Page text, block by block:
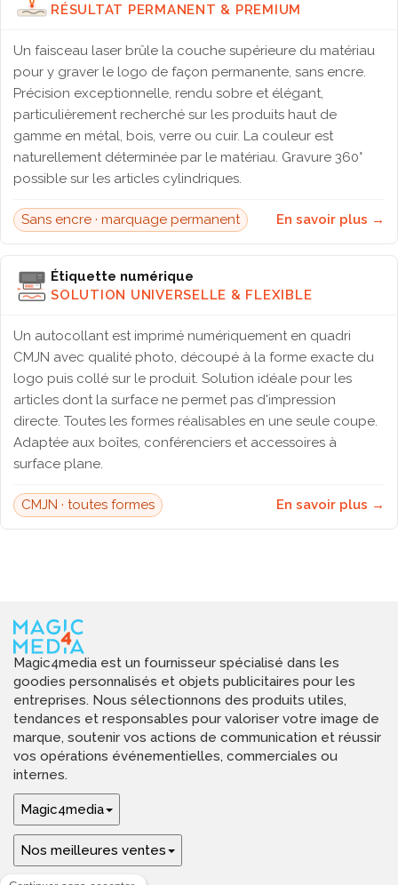
RÉSULTAT PERMANENT & PREMIUM
Un faisceau laser brûle la couche supérieure du matériau
pour y graver le logo de façon permanente, sans encre.
Précision exceptionnelle, rendu sobre et élégant,
particulièrement recherché sur les produits haut de
gamme en métal, bois, verre ou cuir. La couleur est
naturellement déterminée par le matériau. Gravure 360°
possible sur les articles cylindriques.
Sans encre · marquage permanent En savoir plus →
Étiquette numérique
SOLUTION UNIVERSELLE & FLEXIBLE
Un autocollant est imprimé numériquement en quadri
CMJN avec qualité photo, découpé à la forme exacte du
logo puis collé sur le produit. Solution idéale pour les
articles dont la surface ne permet pas d'impression
directe. Toutes les formes réalisables en une seule coupe.
Adaptée aux boîtes, conférenciers et accessoires à
surface plane.
CMJN · toutes formes En savoir plus →
Magic4media est un fournisseur spécialisé dans les
goodies personnalisés et objets publicitaires pour les
entreprises. Nous sélectionnons des produits utiles,
tendances et responsables pour valoriser votre image de
marque, soutenir vos actions de communication et réussir
vos opérations événementielles, commerciales ou
internes.
Magic4media
Nos meilleures ventes